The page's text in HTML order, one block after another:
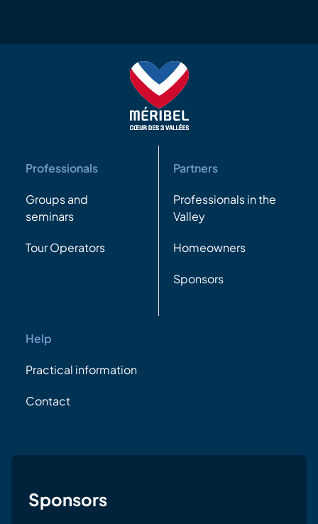
Professionals
Groups and
seminars
Tour Operators
Partners
Professionals in the
Valley
Homeowners
Sponsors
Help
Practical information
Contact
Sponsors